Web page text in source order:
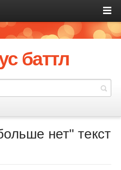
баттл
нет" текст